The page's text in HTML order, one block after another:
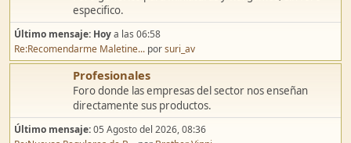
Discusión general
Foro genérico para miniaturas y wargames, sin foro
especifico.
Último mensaje:Hoya las 06:58
Re:Recomendarme Maletine...por
Profesionales
Foro donde las empresas del sector nos enseñan
directamente sus productos.